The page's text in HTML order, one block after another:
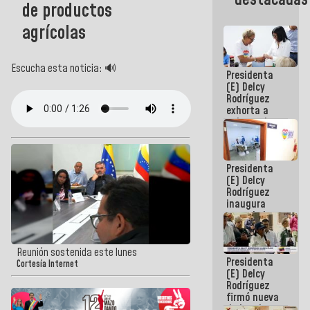
de productos
agrícolas
Escucha esta noticia: 🔊
Reunión sostenida este lunes
Cortesía Internet
Presidenta
(E) Delcy
Rodríguez
exhorta a
gobernadores
y alcaldes a
edificar
casas para
abuelos
Presidenta
(E) Delcy
Rodríguez
inaugura
casa de los
Abuelos
Primavera
en Caracas
Presidenta
(E) Delcy
Rodríguez
firmó nueva